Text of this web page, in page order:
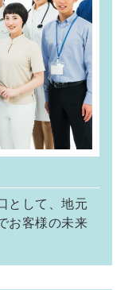
として、地元
お客様の未来